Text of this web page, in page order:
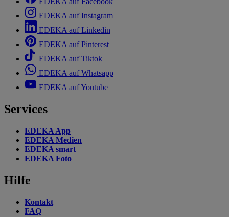
EDEKA auf Instagram
EDEKA auf Linkedin
EDEKA auf Pinterest
EDEKA auf Tiktok
EDEKA auf Whatsapp
EDEKA auf Youtube
Services
EDEKA App
EDEKA Medien
EDEKA smart
EDEKA Foto
Hilfe
Kontakt
FAQ